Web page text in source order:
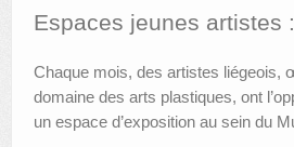
PUBLICATIONS
LES APPELS À PROJETS
LE PORTAIL DES COLLECTIONS
Espaces jeunes artistes
Chaque mois, des artistes liégeois,
domaine des arts plastiques, ont
un espace d’exposition au sein du